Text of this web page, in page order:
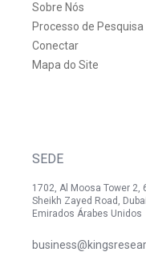
Sobre Nós
Processo de Pesquisa
Conectar
Mapa do Site
SEDE
1702, Al Moosa Tower 2,
Sheikh Zayed Road,
Emirados Árabes Unidos